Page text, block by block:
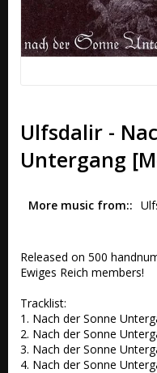
Ulfsdalir -
Untergang
More music from:
Released on 500
Ewiges Reich members!
Tracklist:
1. Nach der Sonne
2. Nach der Sonne
3. Nach der Sonne
4. Nach der Sonne